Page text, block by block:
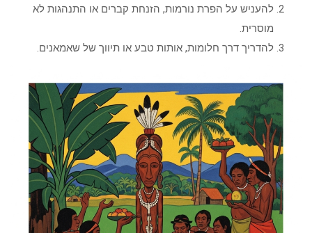
להעניש על הפרת נורמות, הזנחת קברים או התנהגות לא
מוסרית.
להדריך דרך חלומות, אותות טבע או תיווך של שאמאנים.